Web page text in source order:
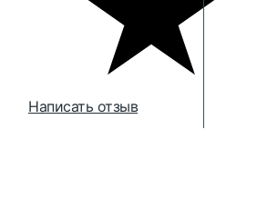
Написать отзыв